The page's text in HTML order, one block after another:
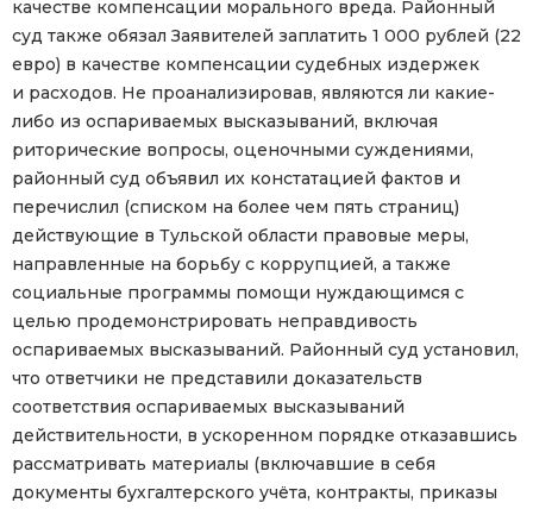
качестве компенсации морального вреда. Районный
суд также обязал Заявителей заплатить 1 000 рублей (22
евро) в качестве компенсации судебных издержек
и расходов. Не проанализировав, являются ли какие-
либо из оспариваемых высказываний, включая
риторические вопросы, оценочными суждениями,
районный суд объявил их констатацией фактов и
перечислил (списком на более чем пять страниц)
действующие в Тульской области правовые меры,
направленные на борьбу с коррупцией, а также
социальные программы помощи нуждающимся с
целью продемонстрировать неправдивость
оспариваемых высказываний. Районный суд установил,
что ответчики не представили доказательств
соответствия оспариваемых высказываний
действительности, в ускоренном порядке отказавшись
рассматривать материалы (включавшие в себя
документы бухгалтерского учёта, контракты, приказы